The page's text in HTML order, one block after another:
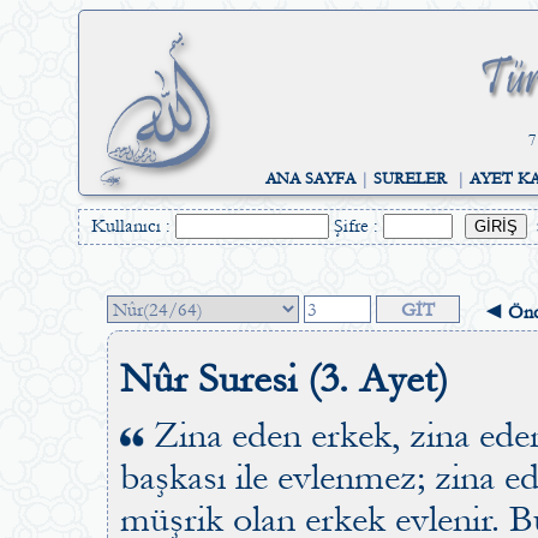
ANA SAYFA| SURELER| AYET
Kullanıcı : Şifre :
◄
Nûr Suresi (3. Ayet)
Zina eden erkek, zina
başkası ile evlenmez; zina
müşrik olan erkek evlenir.